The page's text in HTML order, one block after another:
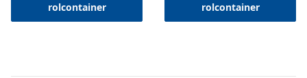
rolcontainer
rolcontainer